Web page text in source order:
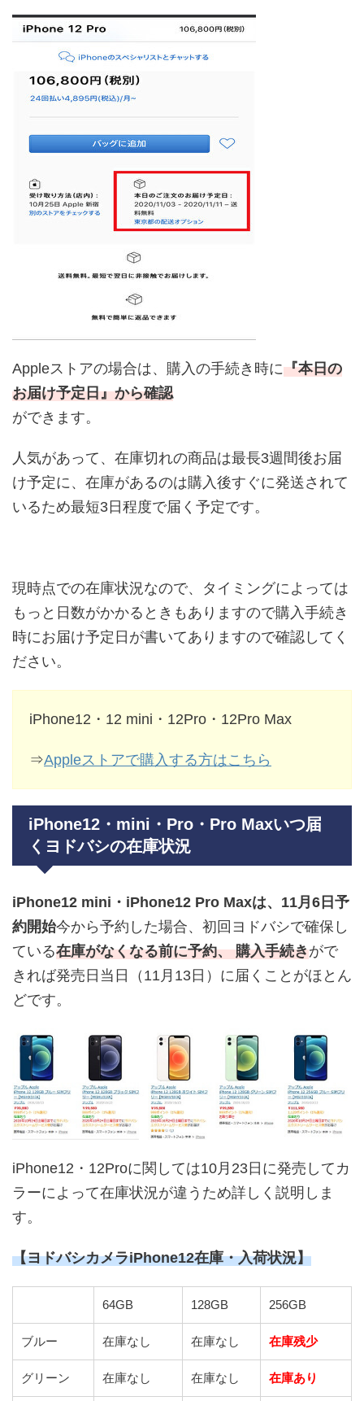
Appleストアの場合は、購入の手続き時に『本日の
お届け予定日』から確認
ができます。
人気があって、在庫切れの商品は最長3週間後お届
け予定に、在庫があるのは購入後すぐに発送されて
いるため最短3日程度で届く予定です。
現時点での在庫状況なので、タイミングによっては
もっと日数がかかるときもありますので購入手続き
時にお届け予定日が書いてありますので確認してく
ださい。
iPhone12・12 mini・12Pro・12Pro Max
⇒Appleストアで購入する方はこちら
iPhone12・mini・Pro・Pro Maxいつ届
くヨドバシの在庫状況
iPhone12 mini・iPhone12 Pro Maxは、11月6日予
約開始今から予約した場合、初回ヨドバシで確保し
ている在庫がなくなる前に予約、 購入手続きがで
きれば発売日当日（11月13日）に届くことがほとん
どです。
iPhone12・12Proに関しては10月23日に発売してカ
ラーによって在庫状況が違うため詳しく説明しま
す。
【ヨドバシカメラiPhone12在庫・入荷状況】
64GB 128GB 256GB
ブルー 在庫なし 在庫なし 在庫残少
グリーン 在庫なし 在庫なし 在庫あり